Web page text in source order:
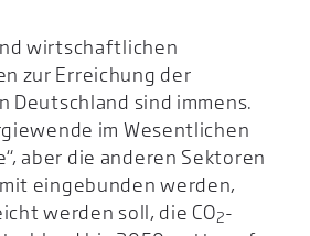
wirtschaftlichen
zur Erreichung der
Deutschland sind immens.
im Wesentlichen
aber die anderen Sektoren
eingebunden werden,
werden soll, die CO2-